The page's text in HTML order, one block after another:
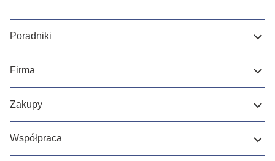
Poradniki
Firma
Zakupy
Współpraca